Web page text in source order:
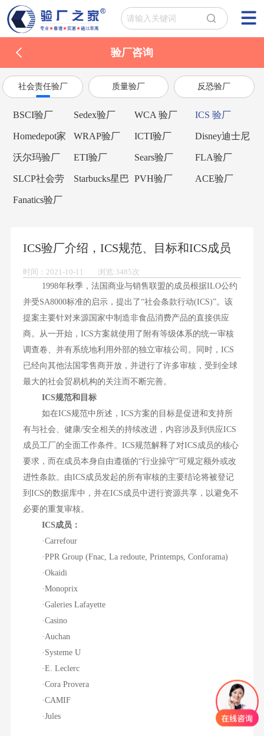
验厂咨询
社会责任验厂 质量验厂 反恐验厂
BSCI验厂 Sedex验厂 WCA 验厂 ICS 验厂
Homedepot家
得宝验厂
WRAP验厂 ICTI验厂
Disney迪士尼
验厂
沃尔玛验厂 ETI验厂 Sears验厂 FLA验厂
SLCP社会劳
工整合项目
Starbucks星巴 PVH验厂 ACE验厂
Fanatics验厂
ICS验厂介绍，ICS规范、目标和ICS成员
时间：2021-10-11 浏览:3485次
1998年秋季，法国商业与销售联盟的成员根据ILO公约
并受SA8000标准的启示，提出了“社会条款行动(ICS)”。该
提案主要针对来源国家中制造非食品消费产品的直接供应
商。从一开始，ICS方案就使用了附有等级体系的统一审核
调查卷、并有系统地利用外部的独立审核公司。同时，ICS
已经向其他法国零售商开放，并进行了许多审核，受到全球
最大的社会贸易机构的关注而不断完善。
ICS规范和目标
如在ICS规范中所述，ICS方案的目标是促进和支持所
有与社会、健康/安全相关的持续改进，内容涉及到供应ICS
成员工厂的全面工作条件。ICS规范解释了对ICS成员的核心
要求，而在成员本身自由遵循的“行业操守”可规定额外或改
进性条款。由ICS成员发起的所有审核的主要结论将被登记
到ICS的数据库中，并在ICS成员中进行资源共享，以避免不
必要的重复审核。
ICS成员：
·Carrefour
·PPR Group (Fnac, La redoute, Printemps, Conforama)
·Okaidi
·Monoprix
·Galeries Lafayette
·Casino
·Auchan
·Systeme U
·E. Leclerc
·Cora Provera
·CAMIF
·Jules